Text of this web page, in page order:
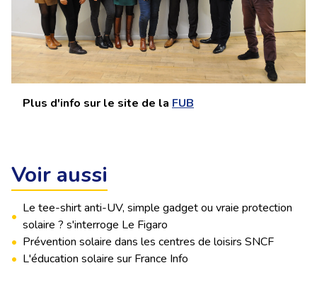
Plus d'info sur le site de la FUB
Voir aussi
•
Le tee-shirt anti-UV, simple gadget ou vraie protection
solaire ? s'interroge Le Figaro
• Prévention solaire dans les centres de loisirs SNCF
• L'éducation solaire sur France Info